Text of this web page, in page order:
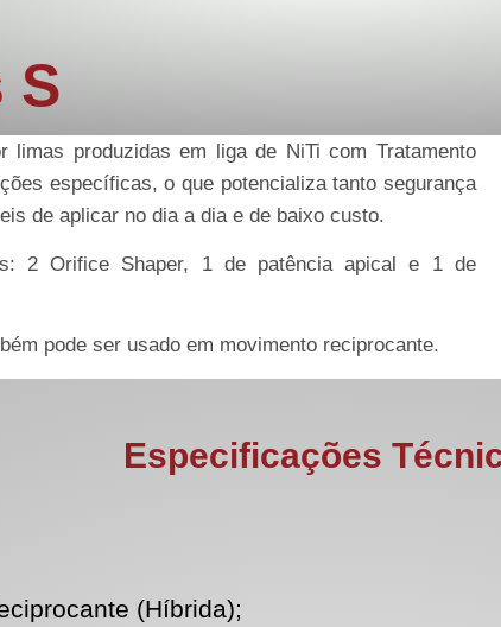
S
limas produzidas em liga de NiTi com Tratamento
específicas, o que potencializa tanto segurança
de aplicar no dia a dia e de baixo custo.
2 Orifice Shaper, 1 de patência apical e 1 de
pode ser usado em movimento reciprocante.
Especificações
(Híbrida);